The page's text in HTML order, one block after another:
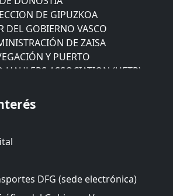
DE GIPUZKOA
DEL GOBIERNO VASCO
DE ZAISA
Y PUERTO
HAULERS ASSOCIATION (UETR)
VASCA DE TRANSPORTES)
DFG (sede electrónica)